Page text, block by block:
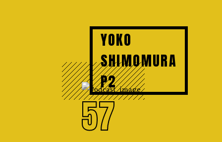
57
YOKO
SHIMOMURA
P2